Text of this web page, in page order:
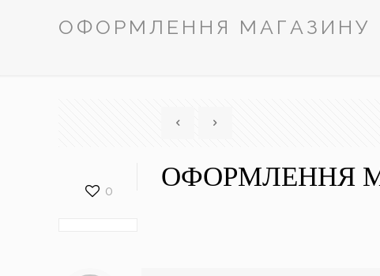
ОФОРМЛЕННЯ МАГАЗИНУ
0 ОФОРМЛЕННЯ